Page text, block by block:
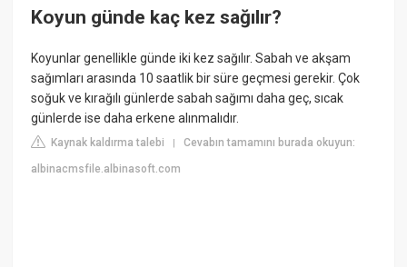
Koyun günde kaç kez sağılır?
Koyunlar genellikle günde iki kez sağılır. Sabah ve akşam
sağımları arasında 10 saatlik bir süre geçmesi gerekir. Çok
soğuk ve kırağılı günlerde sabah sağımı daha geç, sıcak
günlerde ise daha erkene alınmalıdır.
Kaynak kaldırma talebi |Cevabın tamamını burada okuyun:
albinacmsfile.albinasoft.com